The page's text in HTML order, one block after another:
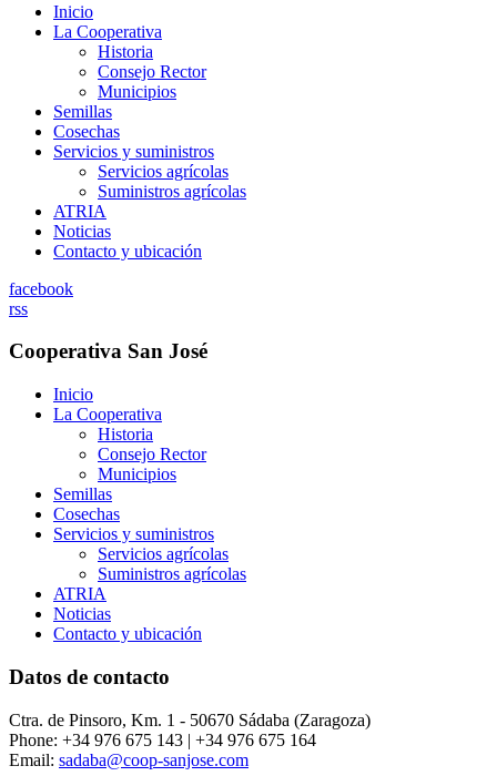
Inicio
La Cooperativa
Historia
Consejo Rector
Municipios
Semillas
Cosechas
Servicios y suministros
Servicios agrícolas
Suministros agrícolas
ATRIA
Noticias
Contacto y ubicación
facebook
rss
Cooperativa San José
Inicio
La Cooperativa
Historia
Consejo Rector
Municipios
Semillas
Cosechas
Servicios y suministros
Servicios agrícolas
Suministros agrícolas
ATRIA
Noticias
Contacto y ubicación
Datos de contacto
Ctra. de Pinsoro, Km. 1 - 50670 Sádaba (Zaragoza)
Phone: +34 976 675 143 | +34 976 675 164
Email: sadaba@coop-sanjose.com